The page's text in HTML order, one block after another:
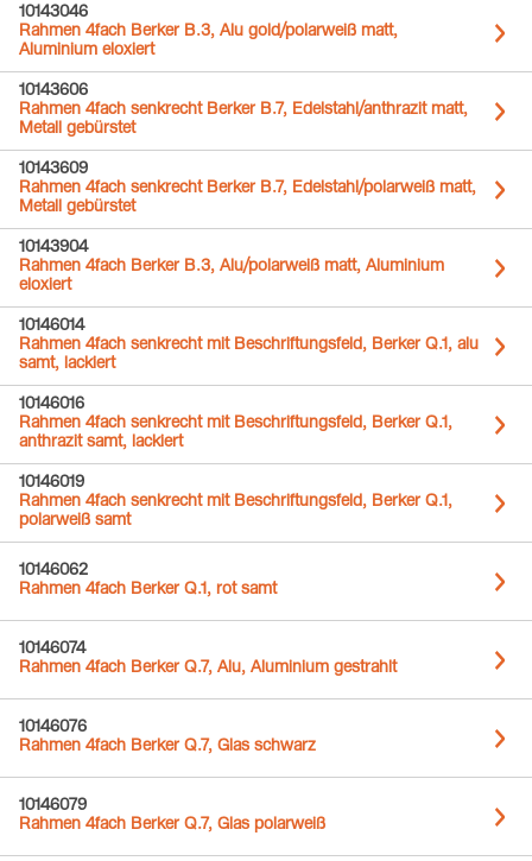
10143046
Rahmen 4fach Berker B.3, Alu gold/polarweiß matt,
Aluminium eloxiert
10143606
Rahmen 4fach senkrecht Berker B.7, Edelstahl/anthrazit matt,
Metall gebürstet
10143609
Rahmen 4fach senkrecht Berker B.7, Edelstahl/polarweiß matt,
Metall gebürstet
10143904
Rahmen 4fach Berker B.3, Alu/polarweiß matt, Aluminium
eloxiert
10146014
Rahmen 4fach senkrecht mit Beschriftungsfeld, Berker Q.1, alu
samt, lackiert
10146016
Rahmen 4fach senkrecht mit Beschriftungsfeld, Berker Q.1,
anthrazit samt, lackiert
10146019
Rahmen 4fach senkrecht mit Beschriftungsfeld, Berker Q.1,
polarweiß samt
10146062
Rahmen 4fach Berker Q.1, rot samt
10146074
Rahmen 4fach Berker Q.7, Alu, Aluminium gestrahlt
10146076
Rahmen 4fach Berker Q.7, Glas schwarz
10146079
Rahmen 4fach Berker Q.7, Glas polarweiß